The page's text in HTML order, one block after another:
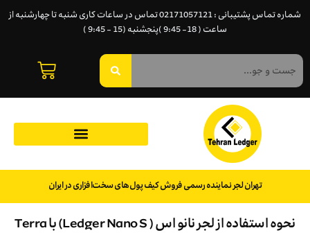
شماره تماس پشتیبانی : 02171057121 تماس در ساعات کاری شنبه تا چهارشنبه از
ساعت ( 18- 9:45 )پنجشنبه (15 - 9:45 )
تهران لجر نماینده رسمی فروش کیف پول‌های سخت‌افزاری در ایران
نحوه استفاده از لجر نانو اس ( Ledger Nano S) با Terra